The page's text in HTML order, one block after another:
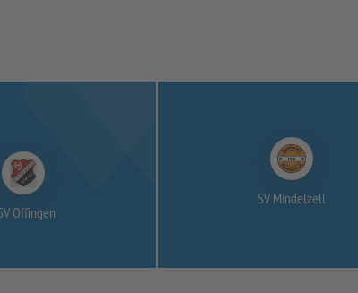
Offingen
SV Mindelzell